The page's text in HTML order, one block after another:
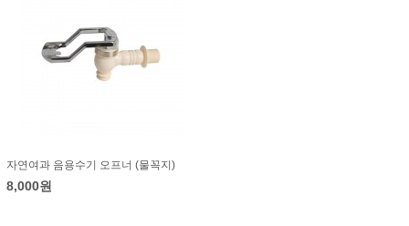
자연여과 음용수기 오프너 (물꼭지)
8,000원